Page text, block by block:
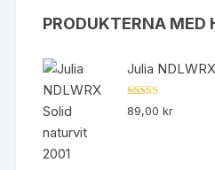
PRODUKTERNA MED
Julia NDLWRX
Betygsatt
5.00av 5
89,00kr